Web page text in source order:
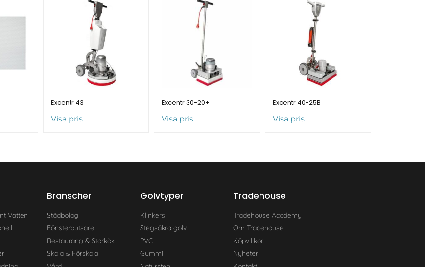
Excentr 43
Visa pris
Excentr 30-20+
Visa pris
Excentr 40-25B
Visa pris
Vatten
Branscher
Städbolag
Fönsterputsare
Restaurang & Storkök
Skola & Förskola
Golvtyper
Klinkers
Stegsäkra golv
PVC
Gummi
Tradehouse
Tradehouse Academy
Om Tradehouse
Köpvillkor
Nyheter